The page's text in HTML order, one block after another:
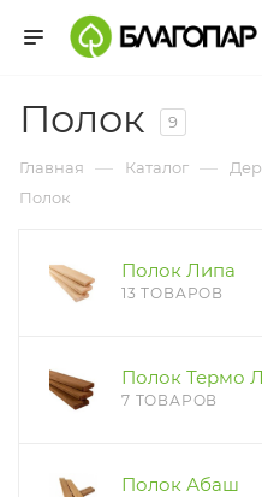
Полок 9
Главная — Каталог —
Полок
Полок Липа
13 ТОВАРОВ
Полок Термо
7 ТОВАРОВ
Полок Абаш